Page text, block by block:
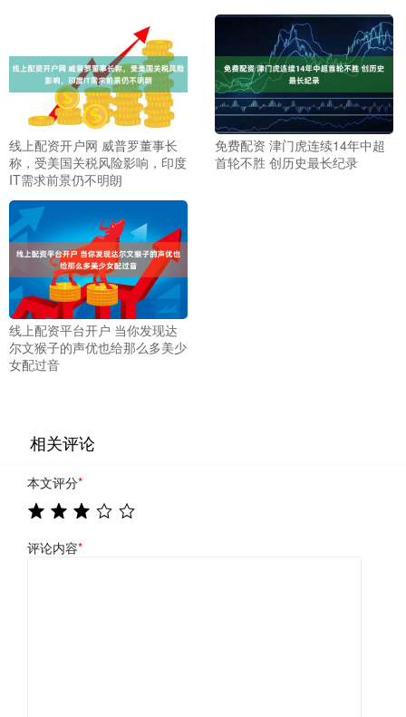
线上配资开户网 威普罗董事长
称，受美国关税风险影响，印度
IT需求前景仍不明朗
免费配资 津门虎连续14年中超
首轮不胜 创历史最长纪录
线上配资平台开户 当你发现达
尔文猴子的声优也给那么多美少
女配过音
相关评论
本文评分*
评论内容*